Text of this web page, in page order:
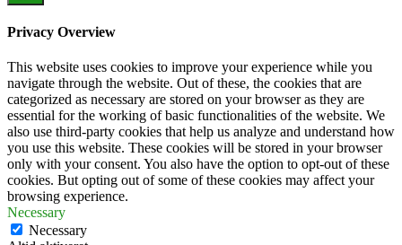
Privacy Overview
This website uses cookies to improve your experience while you
navigate through the website. Out of these, the cookies that are
categorized as necessary are stored on your browser as they are
essential for the working of basic functionalities of the website. We
also use third-party cookies that help us analyze and understand how
you use this website. These cookies will be stored in your browser
only with your consent. You also have the option to opt-out of these
cookies. But opting out of some of these cookies may affect your
browsing experience.
Necessary
Necessary